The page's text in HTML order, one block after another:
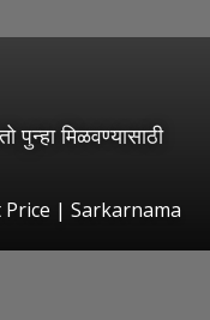
पुन्हा मिळवण्यासाठी
Price | Sarkarnama